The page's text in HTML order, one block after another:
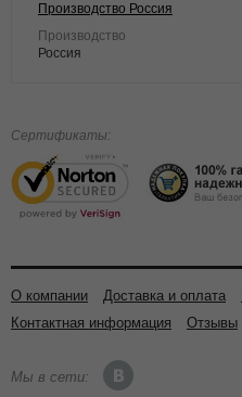
Производство Россия
Производство
Россия
Сертификаты:
О компании Доставка и оплата
Контактная информация
Отзывы
Мы в сети: